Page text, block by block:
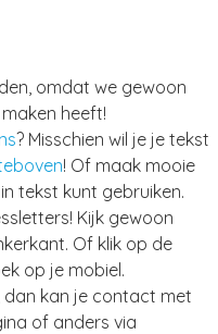
omdat we gewoon
heeft!
? Misschien wil je je tekst
! Of maak mooie
tekst kunt gebruiken.
Kijk gewoon
Of klik op de
op je mobiel.
dan kan je contact met
of anders via